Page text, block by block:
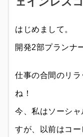
はじめまして。
開発2部プランナ
仕事の合間のリ
ね！
今、私はソーシ
すが、以前はコ